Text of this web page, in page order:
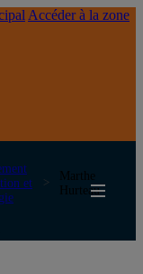
Accéder à la zone
et
Marthe
Hurteau